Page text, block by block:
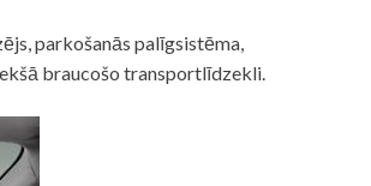
parkošanās palīgsistēma,
braucošo transportlīdzekli.